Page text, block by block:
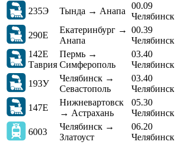
235Э
Тында → Анапа
00.09
Челябинск
290Е
Екатеринбург →
Анапа
00.39
Челябинск
142Е
Таврия
Пермь →
Симферополь
03.40
Челябинск
193У
Челябинск →
Севастополь
03.40
Челябинск
147Е
Нижневартовск
→ Астрахань
05.30
Челябинск
6003
Челябинск →
Златоуст
06.20
Челябинск